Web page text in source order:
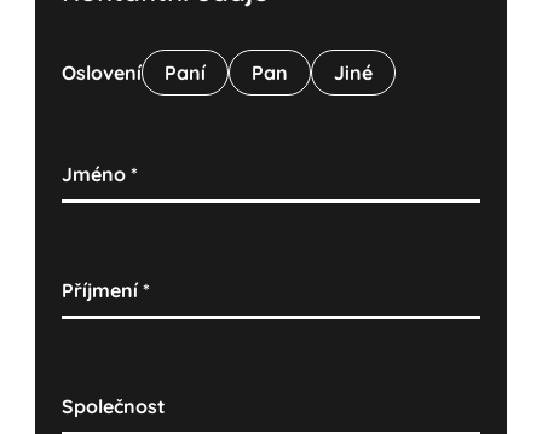
Oslovení Paní Pan Jiné
Jméno*
Příjmení*
Společnost